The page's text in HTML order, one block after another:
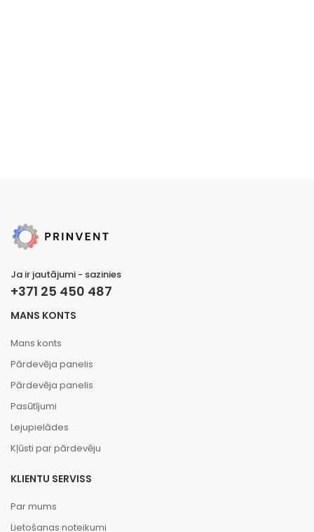
Ja ir jautājumi - sazinies
+371 25 450 487
MANS KONTS
Mans konts
Pārdevēja panelis
Pārdevēja panelis
Pasūtījumi
Lejupielādes
Kļūsti par pārdevēju
KLIENTU SERVISS
Par mums
Lietošanas noteikumi